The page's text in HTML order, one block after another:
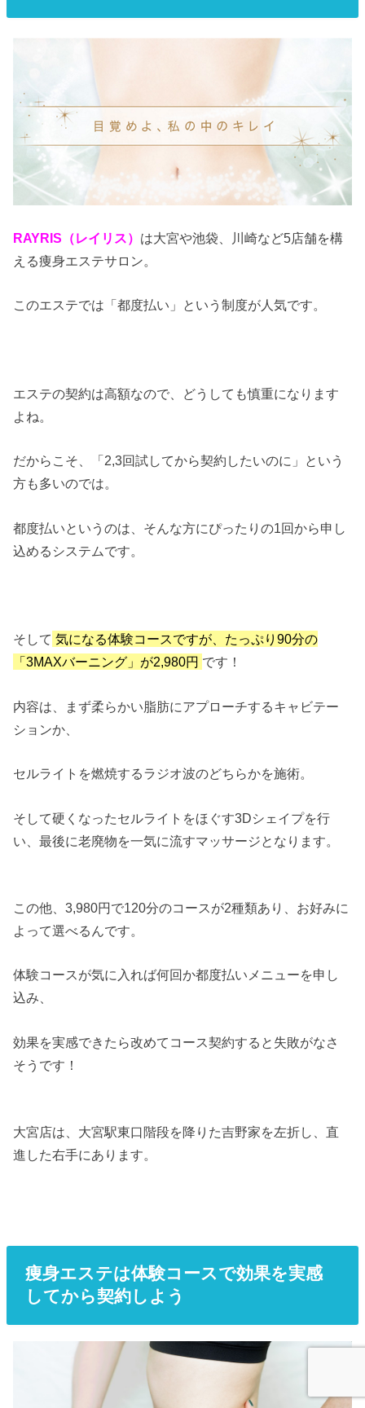
RAYRIS（レイリス） は大宮や池袋、川崎など5店舗を構
える痩身エステサロン。
このエステでは「都度払い」という制度が人気です。
エステの契約は高額なので、どうしても慎重になります
よね。
だからこそ、「2,3回試してから契約したいのに」という
方も多いのでは。
都度払いというのは、そんな方にぴったりの1回から申し
込めるシステムです。
そして 気になる体験コースですが、たっぷり90分の
「3MAXバーニング」が2,980円 です！
内容は、まず柔らかい脂肪にアプローチするキャビテー
ションか、
セルライトを燃焼するラジオ波のどちらかを施術。
そして硬くなったセルライトをほぐす3Dシェイプを行
い、最後に老廃物を一気に流すマッサージとなります。
この他、3,980円で120分のコースが2種類あり、お好みに
よって選べるんです。
体験コースが気に入れば何回か都度払いメニューを申し
込み、
効果を実感できたら改めてコース契約すると失敗がなさ
そうです！
大宮店は、大宮駅東口階段を降りた吉野家を左折し、直
進した右手にあります。
痩身エステは体験コースで効果を実感
してから契約しよう